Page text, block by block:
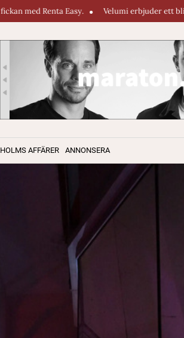
Velumi erbjuder ett blixtsnabbt, pålitligt &
AFFÄRER ANNONSERA